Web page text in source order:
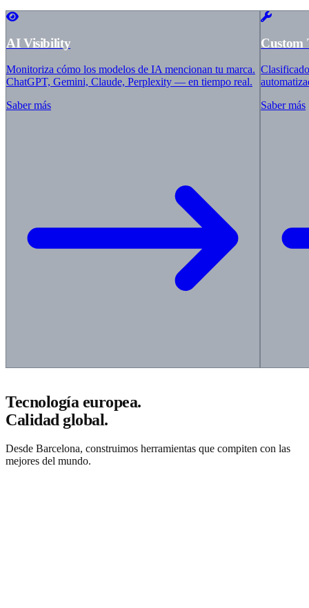
Barcelo
ABUS
HolzLand
Master Regale
auto europe
Balluff
ZGONC
bypillow
AI Visibility
Monitoriza cómo los modelos de IA mencionan tu marca.
ChatGPT, Gemini, Claude, Perplexity — en tiempo real.
Saber más
Custom
Saber más
Tecnología europea.
Calidad global.
Desde Barcelona, construimos herramientas que compiten con las
mejores del mundo.